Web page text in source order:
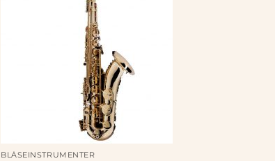
BLÅSEINSTRUMENTER